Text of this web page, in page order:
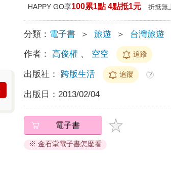
HAPPY GO享100累1點 4點抵1元 折抵無
分類： 電子書 ＞ 旅遊 ＞ 台灣旅遊
作者： 高俊權 、 空空 追蹤
出版社： 跨版生活 追蹤 ?
出版日： 2013/02/04
電子書
※ 金石堂電子書怎麼看